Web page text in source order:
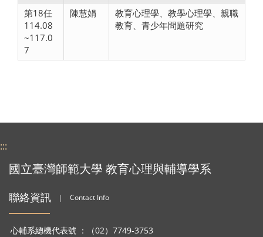
第18任
114.08
~117.0
7
陳慧娟
教育心理學、教學心理學、親職
教育、青少年問題研究
:::
國立臺灣師範大學 教育心理與輔導學系
聯絡資訊 ｜ Contact Info
心輔系總機代表號 ：（02）7749-3753